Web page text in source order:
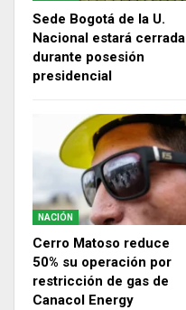
Sede Bogotá de la U.
Nacional estará cerrada
durante posesión
presidencial
NACIÓN
Cerro Matoso reduce
50% su operación por
restricción de gas de
Canacol Energy